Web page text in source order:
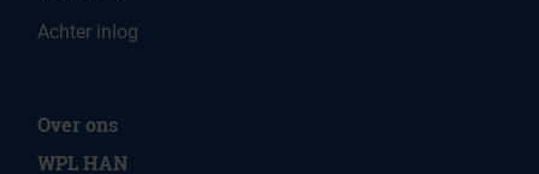
Achter inlog
Over ons
WPL HAN